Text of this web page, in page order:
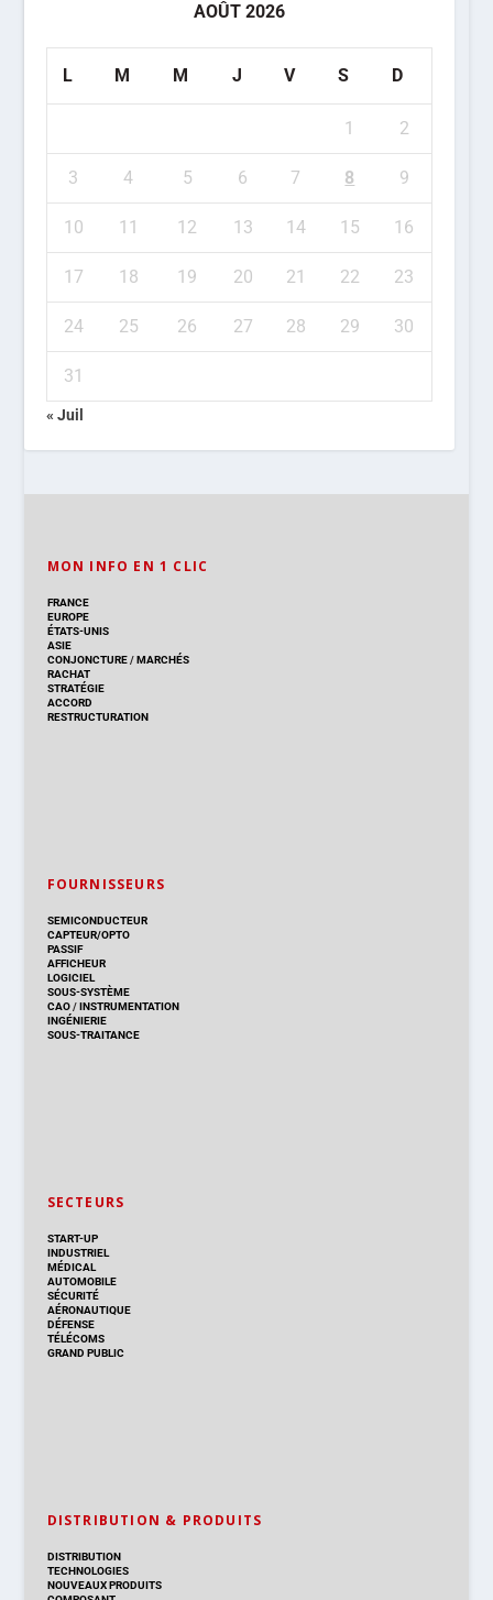
AOÛT 2026
L M M J V S D
1 2
3 4 5 6 7 8 9
10 11 12 13 14 15 16
17 18 19 20 21 22 23
24 25 26 27 28 29 30
31
« Juil
MON INFO EN 1 CLIC
FRANCE
EUROPE
ÉTATS-UNIS
ASIE
CONJONCTURE/MARCHÉS
RACHAT
STRATÉGIE
ACCORD
RESTRUCTURATION
FOURNISSEURS
SEMICONDUCTEUR
CAPTEUR/OPTO
PASSIF
AFFICHEUR
LOGICIEL
SOUS-SYSTÈME
CAO/INSTRUMENTATION
INGÉNIERIE
SOUS-TRAITANCE
SECTEURS
START-UP
INDUSTRIEL
MÉDICAL
AUTOMOBILE
SÉCURITÉ
AÉRONAUTIQUE
DÉFENSE
TÉLÉCOMS
GRAND PUBLIC
DISTRIBUTION & PRODUITS
DISTRIBUTION
TECHNOLOGIES
NOUVEAUX PRODUITS